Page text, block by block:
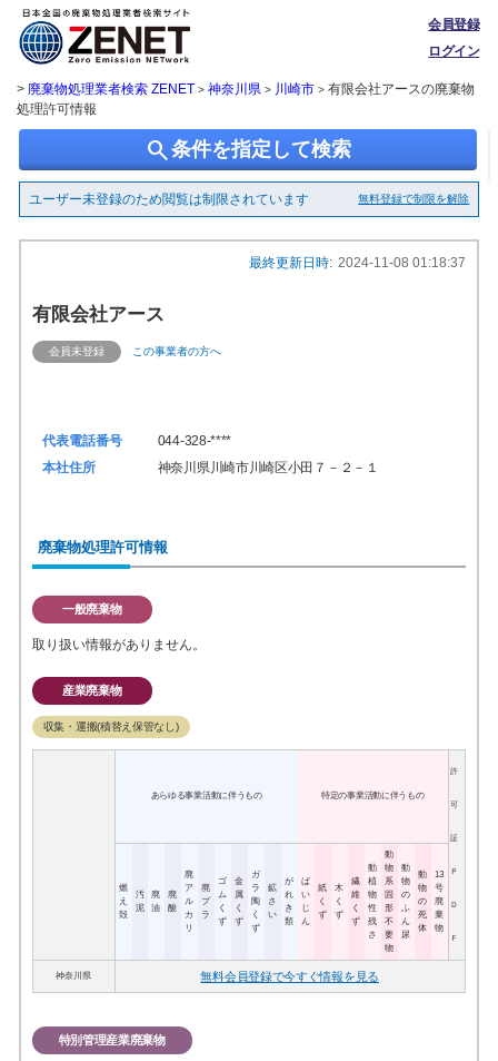
会員登録
ログイン
> 廃棄物処理業者検索 ZENET > 神奈川県 > 川崎市> 有限会社アースの廃棄物
処理許可情報
search条件を指定して検索
ユーザー未登録のため閲覧は制限されています 無料登録で制限を解除
最終更新日時: 2024-11-08 01:18:37
有限会社アース
会員未登録 この事業者の方へ
代表電話番号
044-328-****
本社住所
神奈川県川崎市川崎区小田７－２－１
廃棄物処理許可情報
一般廃棄物
取り扱い情報がありません。
産業廃棄物
収集・運搬(積替え保管なし)
あらゆる事業活動に伴うもの 特定の事業活動に伴うもの
許
可
証
Ｐ
Ｄ
Ｆ
燃
え
殻
汚
泥
廃
油
廃
酸
廃
ア
ル
カ
リ
廃
プ
ラ
ゴ
ム
く
ず
金
属
く
ず
ガ
ラ
陶
く
ず
鉱
さ
い
が
れ
き
類
ば
い
じ
ん
紙
く
ず
木
く
ず
繊
維
く
ず
動
植
物
性
残
さ
動
物
系
固
形
不
要
物
動
物
の
ふ
ん
尿
動
物
の
死
体
13
号
廃
棄
物
神奈川県 無料会員登録で今すぐ情報を見る
特別管理産業廃棄物